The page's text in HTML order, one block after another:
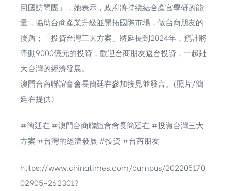
回國訪問團」，她表示，政府將持續結合產官學研的能
量，協助台商產業升級並開拓國際市場，做台商朋友的
後盾；「投資台灣三大方案」將延長到2024年，預計將
帶動9000億元的投資，歡迎台商朋友返台投資，一起壯
大台灣的經濟發展。
澳門台商聯誼會會長簡廷在參加接見並發言。(照片/簡
廷在提供)
#簡廷在 #澳門台商聯誼會會長簡廷在 #投資台灣三大
方案 #台灣的經濟發展 #投資 #台商朋友
https://www.chinatimes.com/campus/202205170
02905-262301?
含日本